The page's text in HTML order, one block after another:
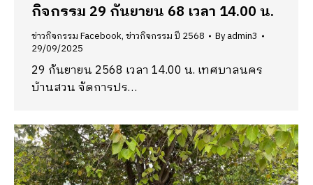
กิจกรรม 29 กันยายน 68 เวลา 14.00 น.
ข่าวกิจกรรม Facebook,ข่าวกิจกรรม ปี 2568 Byadmin3
29/09/2025
29 กันยายน 2568 เวลา 14.00 น. เทศบาลนคร
บ้านสวน จัดการปร…